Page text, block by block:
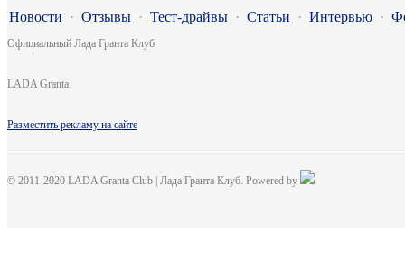
Новости · Отзывы · Тест-драйвы · Статьи · Интервью ·
Официальный Лада Гранта Клуб
LADA Granta
Разместить рекламу на сайте
© 2011-2020 LADA Granta Club | Лада Гранта Клуб. Powered by